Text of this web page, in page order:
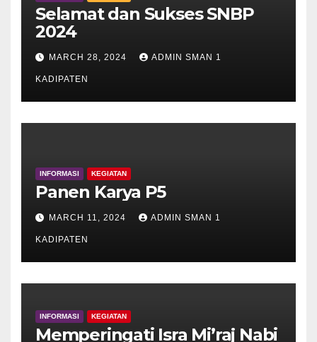
Selamat dan Sukses SNBP
2024
MARCH 28, 2024 ADMIN SMAN 1
KADIPATEN
INFORMASI KEGIATAN
Panen Karya P5
MARCH 11, 2024 ADMIN SMAN 1
KADIPATEN
INFORMASI KEGIATAN
Memperingati Isra Mi’raj Nabi